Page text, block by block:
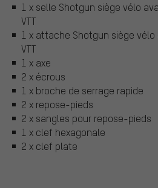
1 x selle Shotgun siège vélo
VTT
1 x attache Shotgun siège
VTT
1 x axe
2 x écrous
1 x broche de serrage rapide
2 x repose-pieds
2 x sangles pour repose-pieds
1 x clef hexagonale
2 x clef plate